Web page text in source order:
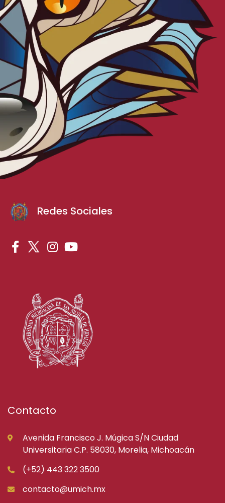
Redes Sociales
Contacto
Avenida Francisco J. Múgica S/N Ciudad
Universitaria C.P. 58030, Morelia, Michoacán
(+52) 443 322 3500
contacto@umich.mx